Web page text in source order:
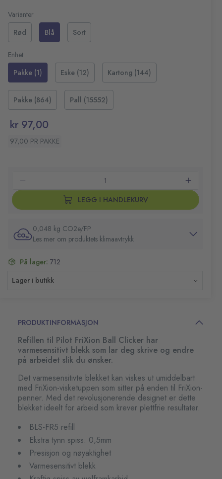
ideelt for arbeid som krever plettfrie resultater.
Ekstra tynn spiss: 0,5mm
Presisjon og nøyaktighet
Varmesensitivt blekk
Visker ut med friksjon og skriver over umiddelbart
Refill for tids- og kostnadsbesparelser
Kan brukes til Pilot FriXion Ball Clicker-pennen
Farge: Blå
Pakke med 3
Varianter
Rød
Blå Sort
Enhet
Pakke (1)
Eske (12) Kartong (144)
Pakke (864) Pall (15552)
kr 97,00
97,00 PR PAKKE
LEGG I HANDLEKURV
0,048 kg CO2e/FP
Les mer om produktets klimaavtrykk
På lager: 712
Lager i butikk
PRODUKTINFORMASJON
Refillen til Pilot FriXion Ball Clicker har
varmesensitivt blekk som lar deg skrive og endre
på arbeidet slik du ønsker.
Det varmesensitivte blekket kan viskes ut umiddelbart
med FriXion-visketuppen som sitter på enden til FriXion-
penner. Med det revolusjonerende designet er dette
blekket ideelt for arbeid som krever plettfrie resultater.
BLS-FR5 refill
Ekstra tynn spiss: 0,5mm
Presisjon og nøyaktighet
Varmesensitivt blekk